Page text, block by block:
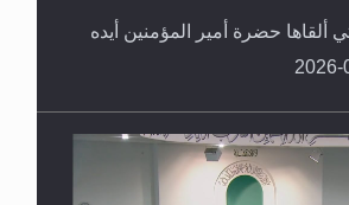
ألقاها حضرة أمير المؤمنين أيده